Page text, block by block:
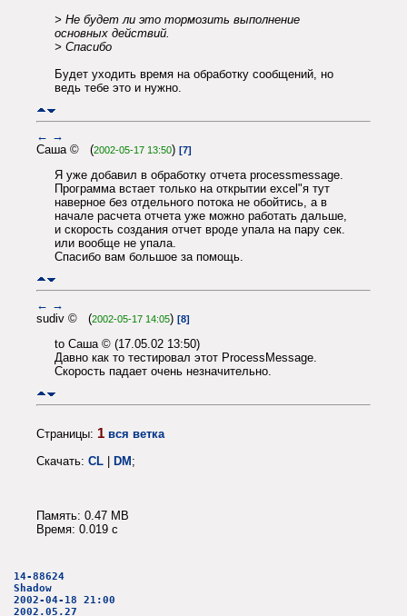
> Не будет ли это тормозить выполнение
основных действий.
> Спасибо
Будет уходить время на обработку сообщений, но
ведь тебе это и нужно.
← →
Саша © (2002-05-17 13:50) [7]
Я уже добавил в обработку отчета processmessage.
Программа встает только на открытии excel"я тут
наверное без отдельного потока не обойтись, а в
начале расчета отчета уже можно работать дальше,
и скорость создания отчет вроде упала на пару сек.
или вообще не упала.
Спасибо вам большое за помощь.
← →
sudiv © (2002-05-17 14:05) [8]
to Саша © (17.05.02 13:50)
Давно как то тестировал этот ProcessMessage.
Скорость падает очень незначительно.
Страницы: 1 вся ветка
Скачать: CL | DM;
Память: 0.47 MB
Время: 0.019 c
14-88624
Shadow
2002-04-18 21:00
2002.05.27